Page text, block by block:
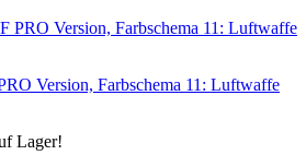
Version, Farbschema 11: Luftwaffe